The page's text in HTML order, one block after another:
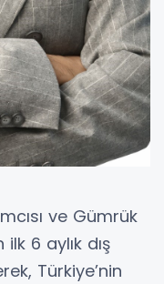
ve Gümrük
ilk 6 aylık dış
Türkiye’nin